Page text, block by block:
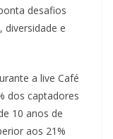
desafios
diversidade e
a live Café
dos captadores
10 anos de
aos 21%